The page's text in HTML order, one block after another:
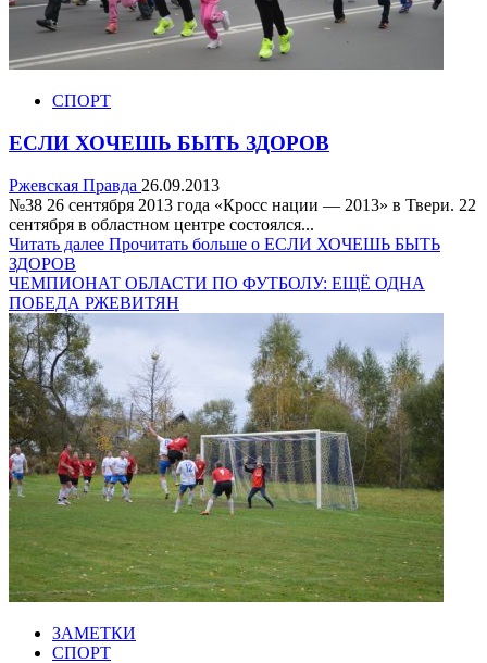
СПОРТ
ЕСЛИ ХОЧЕШЬ БЫТЬ ЗДОРОВ
Ржевская Правда 26.09.2013
№38 26 сентября 2013 года «Кросс нации — 2013» в Твери. 22
сентября в областном центре состоялся...
Читать далее Прочитать больше о ЕСЛИ ХОЧЕШЬ БЫТЬ
ЗДОРОВ
ЧЕМПИОНАТ ОБЛАСТИ ПО ФУТБОЛУ: ЕЩЁ ОДНА
ПОБЕДА РЖЕВИТЯН
ЗАМЕТКИ
СПОРТ